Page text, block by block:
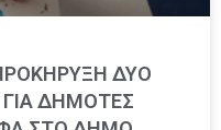
ΔΥΟ
ΔΗΜΟΤΕΣ